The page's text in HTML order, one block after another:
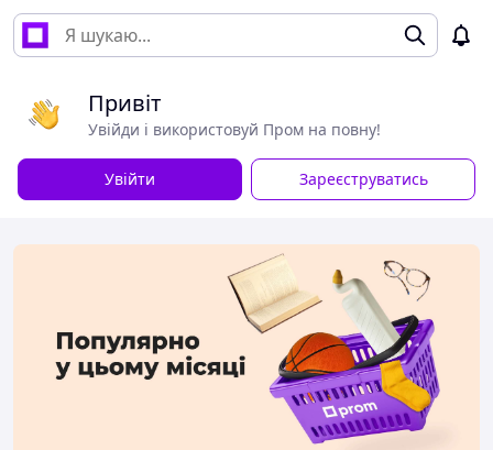
Привіт
Увійди і використовуй Пром на повну!
Увійти Зареєструватись